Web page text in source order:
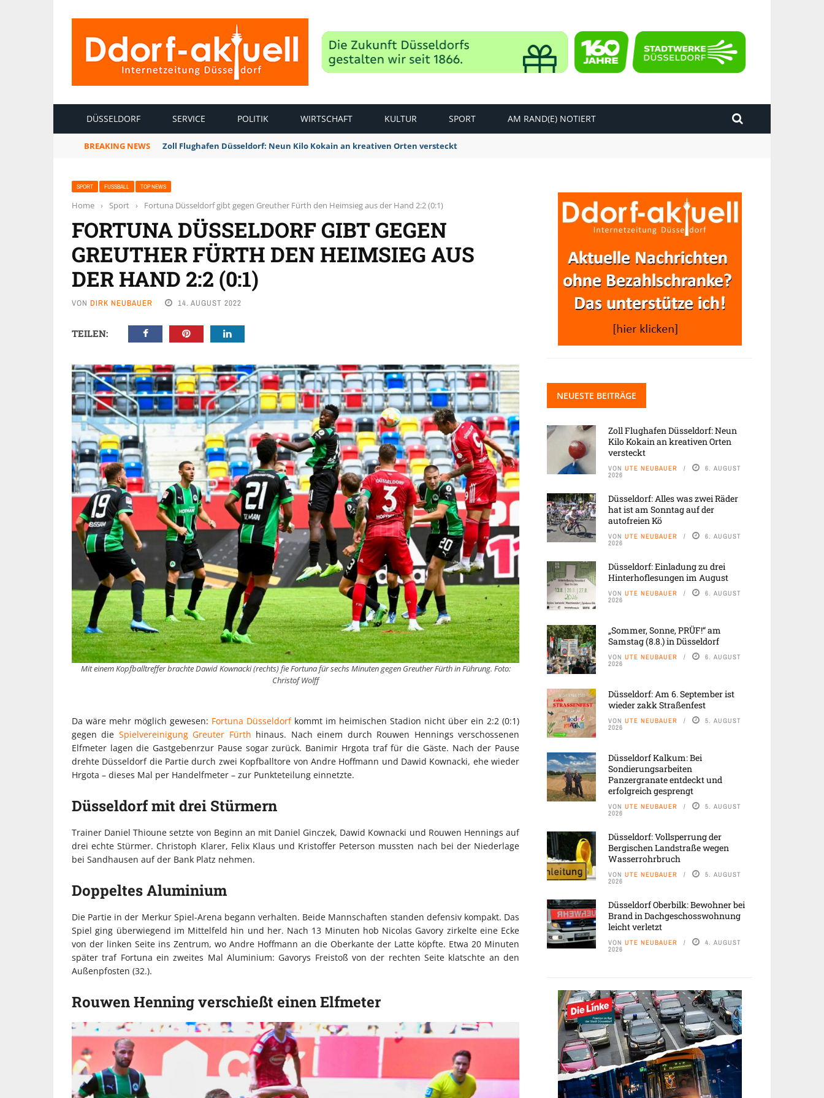
DÜSSELDORF SERVICE POLITIK WIRTSCHAFT KULTUR SPORT AM RAND(E) NOTIERT
BREAKING NEWS Zoll Flughafen Düsseldorf: Neun Kilo Kokain an kreativen Orten versteckt
SPORT FUSSBALL TOP NEWS
Home › Sport › Fortuna Düsseldorf gibt gegen Greuther Fürth den Heimsieg aus der Hand 2:2 (0:1)
FORTUNA DÜSSELDORF GIBT GEGEN
GREUTHER FÜRTH DEN HEIMSIEG AUS
DER HAND 2:2 (0:1)
VON DIRK NEUBAUER 14. AUGUST 2022
TEILEN:
Mit einem Kopfballtreffer brachte Dawid Kownacki (rechts) fie Fortuna für sechs Minuten gegen Greuther Fürth in Führung. Foto:
Christof Wolff
Da wäre mehr möglich gewesen: Fortuna Düsseldorfkommt im heimischen Stadion nicht über ein 2:2 (0:1)
gegen die Spielvereinigung Greuter Fürth hinaus. Nach einem durch Rouwen Hennings verschossenen
Elfmeter lagen die Gastgebenrzur Pause sogar zurück. Banimir Hrgota traf für die Gäste. Nach der Pause
drehte Düsseldorf die Partie durch zwei Kopfballtore von Andre Hoffmann und Dawid Kownacki, ehe wieder
Hrgota – dieses Mal per Handelfmeter – zur Punkteteilung einnetzte.
Düsseldorf mit drei Stürmern
Trainer Daniel Thioune setzte von Beginn an mit Daniel Ginczek, Dawid Kownacki und Rouwen Hennings auf
drei echte Stürmer. Christoph Klarer, Felix Klaus und Kristoffer Peterson mussten nach bei der Niederlage
bei Sandhausen auf der Bank Platz nehmen.
Doppeltes Aluminium
Die Partie in der Merkur Spiel-Arena begann verhalten. Beide Mannschaften standen defensiv kompakt. Das
Spiel ging überwiegend im Mittelfeld hin und her. Nach 13 Minuten hob Nicolas Gavory zirkelte eine Ecke
von der linken Seite ins Zentrum, wo Andre Hoffmann an die Oberkante der Latte köpfte. Etwa 20 Minuten
später traf Fortuna ein zweites Mal Aluminium: Gavorys Freistoß von der rechten Seite klatschte an den
Außenpfosten (32.).
Rouwen Henning verschießt einen Elfmeter
NEUESTE BEITRÄGE
Zoll Flughafen Düsseldorf: Neun
Kilo Kokain an kreativen Orten
versteckt
VON UTE NEUBAUER 6. AUGUST
2026
Düsseldorf: Alles was zwei Räder
hat ist am Sonntag auf der
autofreien Kö
VON UTE NEUBAUER 6. AUGUST
2026
Düsseldorf: Einladung zu drei
Hinterhoflesungen im August
VON UTE NEUBAUER 6. AUGUST
2026
„Sommer, Sonne, PRÜF!“ am
Samstag (8.8.) in Düsseldorf
VON UTE NEUBAUER 6. AUGUST
2026
Düsseldorf: Am 6. September ist
wieder zakk Straßenfest
VON UTE NEUBAUER 5. AUGUST
2026
Düsseldorf Kalkum: Bei
Sondierungsarbeiten
Panzergranate entdeckt und
erfolgreich gesprengt
VON UTE NEUBAUER 5. AUGUST
2026
Düsseldorf: Vollsperrung der
Bergischen Landstraße wegen
Wasserrohrbruch
VON UTE NEUBAUER 5. AUGUST
2026
Düsseldorf Oberbilk: Bewohner bei
Brand in Dachgeschosswohnung
leicht verletzt
VON UTE NEUBAUER 4. AUGUST
2026